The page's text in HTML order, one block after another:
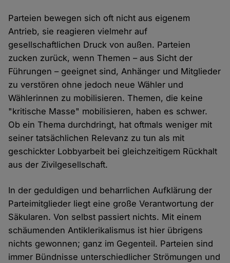
Parteien bewegen sich oft nicht aus eigenem
Antrieb, sie reagieren vielmehr auf
gesellschaftlichen Druck von außen. Parteien
zucken zurück, wenn Themen – aus Sicht der
Führungen – geeignet sind, Anhänger und Mitglieder
zu verstören ohne jedoch neue Wähler und
Wählerinnen zu mobilisieren. Themen, die keine
"kritische Masse" mobilisieren, haben es schwer.
Ob ein Thema durchdringt, hat oftmals weniger mit
seiner tatsächlichen Relevanz zu tun als mit
geschickter Lobbyarbeit bei gleichzeitigem Rückhalt
aus der Zivilgesellschaft.
In der geduldigen und beharrlichen Aufklärung der
Parteimitglieder liegt eine große Verantwortung der
Säkularen. Von selbst passiert nichts. Mit einem
schäumenden Antiklerikalismus ist hier übrigens
nichts gewonnen; ganz im Gegenteil. Parteien sind
immer Bündnisse unterschiedlicher Strömungen und